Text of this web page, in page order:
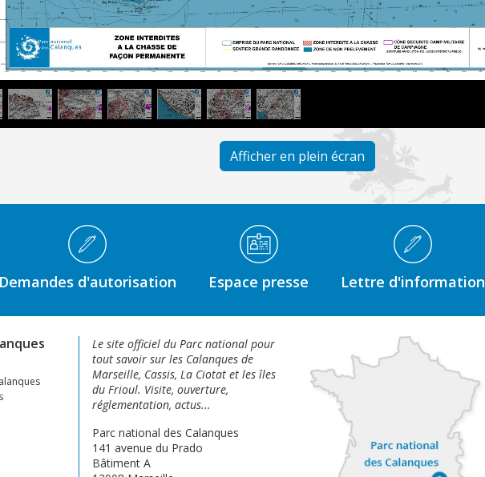
Afficher en plein écran
Demandes d'autorisation Espace presse Lettre d'information
Le site officiel du Parc national pour
tout savoir sur les Calanques de
Marseille, Cassis, La Ciotat et les îles
du Frioul. Visite, ouverture,
réglementation, actus...
Parc national des Calanques
141 avenue du Prado
Bâtiment A